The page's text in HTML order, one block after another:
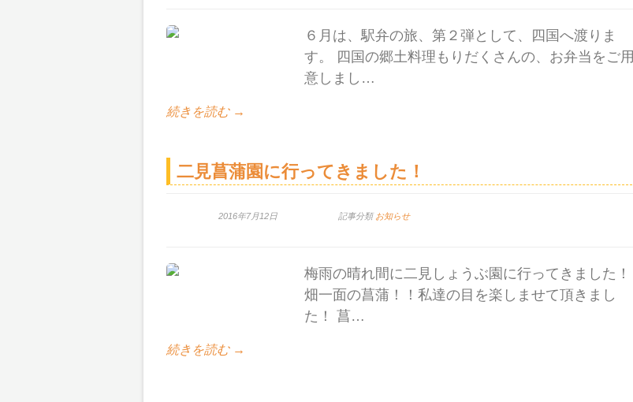
６月は、駅弁の旅、第２弾として、四国へ渡りま
す。 四国の郷土料理もりだくさんの、お弁当をご用
意しまし…
続きを読む →
二見菖蒲園に行ってきました！
2016年7月12日 記事分類 お知らせ
梅雨の晴れ間に二見しょうぶ園に行ってきました！
畑一面の菖蒲！！私達の目を楽しませて頂きまし
た！ 菖…
続きを読む →